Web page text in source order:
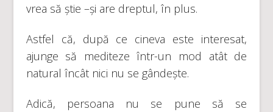
vrea să știe –și are dreptul, în plus.
Astfel că, după ce cineva este interesat,
ajunge să mediteze într-un mod atât de
natural încât nici nu se gândește.
Adică, persoana nu se pune să se